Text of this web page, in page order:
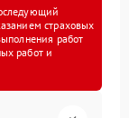
страховых
работ
работ и